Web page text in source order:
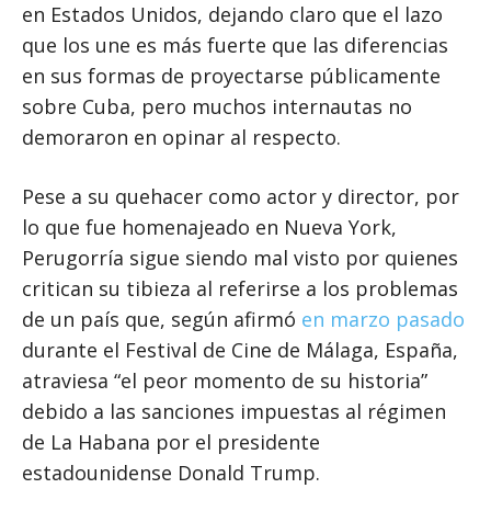
en Estados Unidos, dejando claro que el lazo
que los une es más fuerte que las diferencias
en sus formas de proyectarse públicamente
sobre Cuba, pero muchos internautas no
demoraron en opinar al respecto.
Pese a su quehacer como actor y director, por
lo que fue homenajeado en Nueva York,
Perugorría sigue siendo mal visto por quienes
critican su tibieza al referirse a los problemas
de un país que, según afirmó en marzo pasado
durante el Festival de Cine de Málaga, España,
atraviesa “el peor momento de su historia”
debido a las sanciones impuestas al régimen
de La Habana por el presidente
estadounidense Donald Trump.